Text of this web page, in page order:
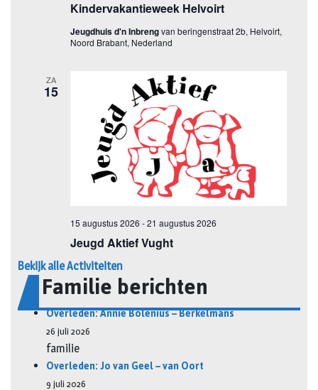
Bekijk alle Activiteiten
Familie berichten
Overleden: Annie Bolenius – Berkelmans
26 juli 2026
familie
Overleden: Jo van Geel – van Oort
9 juli 2026